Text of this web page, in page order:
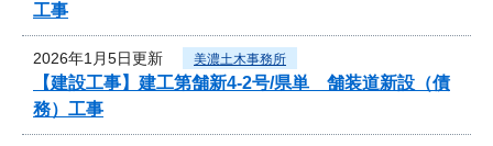
工事
2026年1月5日更新 美濃土木事務所
【建設工事】建工第舗新4-2号/県単 舗装道新設（債
務）工事